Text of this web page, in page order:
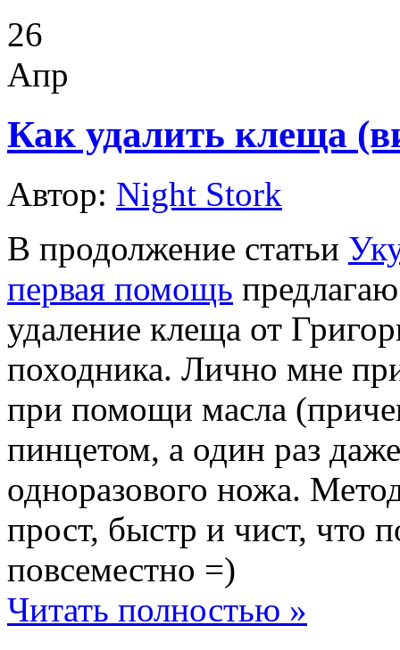
26
Апр
Как удалить клеща
Автор: Night Stork
В продолжение статьи
первая помощь
удаление клеща от
походника. Лично мне
при помощи масла
пинцетом, а один раз
одноразового ножа.
прост, быстр и чист, что
повсеместно =)
Читать полностью »